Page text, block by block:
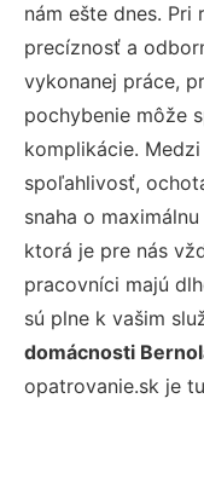
nám ešte dnes. Pri
precíznosť a
vykonanej práce,
pochybenie môže
komplikácie.
spoľahlivosť,
snaha o
ktorá je pre nás
pracovníci majú
sú plne k vašim
domácnosti
opatrovanie.sk je